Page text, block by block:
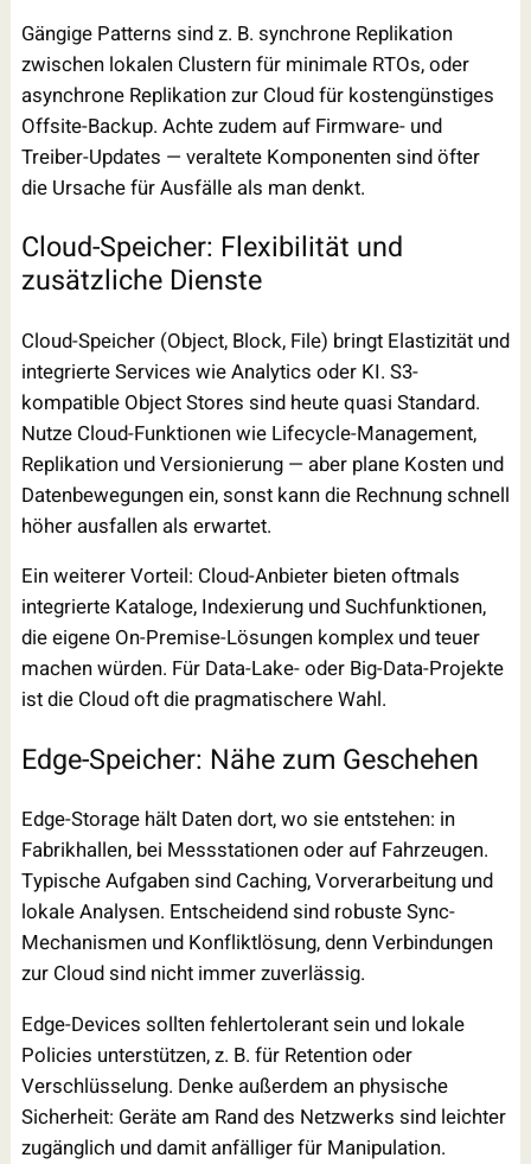
Gängige Patterns sind z. B. synchrone Replikation
zwischen lokalen Clustern für minimale RTOs, oder
asynchrone Replikation zur Cloud für kostengünstiges
Offsite-Backup. Achte zudem auf Firmware- und
Treiber-Updates — veraltete Komponenten sind öfter
die Ursache für Ausfälle als man denkt.
Cloud-Speicher: Flexibilität und
zusätzliche Dienste
Cloud-Speicher (Object, Block, File) bringt Elastizität und
integrierte Services wie Analytics oder KI. S3-
kompatible Object Stores sind heute quasi Standard.
Nutze Cloud-Funktionen wie Lifecycle-Management,
Replikation und Versionierung — aber plane Kosten und
Datenbewegungen ein, sonst kann die Rechnung schnell
höher ausfallen als erwartet.
Ein weiterer Vorteil: Cloud-Anbieter bieten oftmals
integrierte Kataloge, Indexierung und Suchfunktionen,
die eigene On-Premise-Lösungen komplex und teuer
machen würden. Für Data-Lake- oder Big-Data-Projekte
ist die Cloud oft die pragmatischere Wahl.
Edge-Speicher: Nähe zum Geschehen
Edge-Storage hält Daten dort, wo sie entstehen: in
Fabrikhallen, bei Messstationen oder auf Fahrzeugen.
Typische Aufgaben sind Caching, Vorverarbeitung und
lokale Analysen. Entscheidend sind robuste Sync-
Mechanismen und Konfliktlösung, denn Verbindungen
zur Cloud sind nicht immer zuverlässig.
Edge-Devices sollten fehlertolerant sein und lokale
Policies unterstützen, z. B. für Retention oder
Verschlüsselung. Denke außerdem an physische
Sicherheit: Geräte am Rand des Netzwerks sind leichter
zugänglich und damit anfälliger für Manipulation.